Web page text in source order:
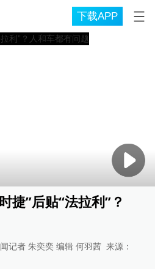
下载APP
捷”后贴“法拉利”？
记者 朱奕奕 编辑 何羽茜 来源：